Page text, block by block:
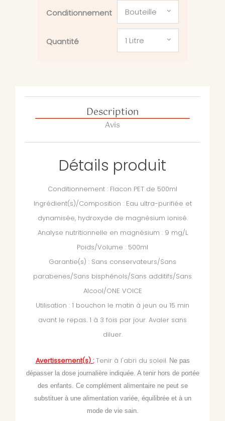
Conditionnement Bouteille
Quantité 1 Litre
Description
Avis
Détails produit
Conditionnement : Flacon PET de 500ml
Ingrédient(s)/Composition : Eau ultra-purifiée et
dynamisée, hydroxyde de magnésium ionisé.
Analyse nutritionnelle en magnésium : 9 mg/L
Poids/Volume : 500ml
Garantie(s) : Sans conservateurs/Sans
parabenes/Sans bisphénols/Sans additifs/Sans
Alcool/ONE VOICE
Utilisation : 1 bouchon le matin à jeun ou 15 min
avant le repas. 1 à 3 fois par jour. Avaler sans
diluer.
Avertissement(s) : Tenir à l'abri du soleil. Ne pas
dépasser la dose journalière indiquée. A tenir hors de portée
des enfants. Ce complément alimentaire ne peut se
substituer à une alimentation variée, équilibrée et à un
mode de vie sain.